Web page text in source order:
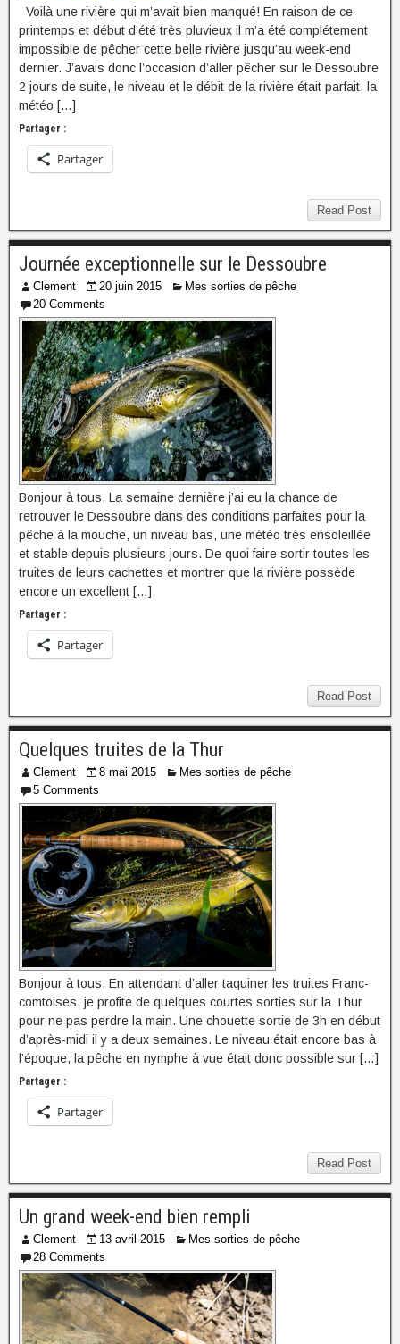
Voilà une rivière qui m’avait bien manqué! En raison de ce
printemps et début d’été très pluvieux il m’a été complétement
impossible de pêcher cette belle rivière jusqu’au week-end
dernier. J’avais donc l’occasion d’aller pêcher sur le Dessoubre
2 jours de suite, le niveau et le débit de la rivière était parfait, la
météo […]
Partager :
Partager
Read Post
Journée exceptionnelle sur le Dessoubre
Clement 20 juin 2015
Mes sorties de pêche
20 Comments
Bonjour à tous, La semaine dernière j’ai eu la chance de
retrouver le Dessoubre dans des conditions parfaites pour la
pêche à la mouche, un niveau bas, une météo très ensoleillée
et stable depuis plusieurs jours. De quoi faire sortir toutes les
truites de leurs cachettes et montrer que la rivière possède
encore un excellent […]
Partager :
Partager
Read Post
Quelques truites de la Thur
Clement 8 mai 2015
Mes sorties de pêche
5 Comments
Bonjour à tous, En attendant d’aller taquiner les truites Franc-
comtoises, je profite de quelques courtes sorties sur la Thur
pour ne pas perdre la main. Une chouette sortie de 3h en début
d’après-midi il y a deux semaines. Le niveau était encore bas à
l’époque, la pêche en nymphe à vue était donc possible sur […]
Partager :
Partager
Read Post
Un grand week-end bien rempli
Clement 13 avril 2015
Mes sorties de pêche
28 Comments